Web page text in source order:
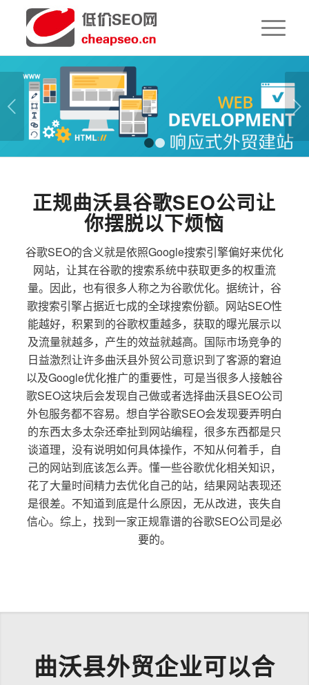
下一页
1 2
正规曲沃县谷歌SEO公司让
你摆脱以下烦恼
谷歌SEO的含义就是依照Google搜索引擎偏好来优化
网站，让其在谷歌的搜索系统中获取更多的权重流
量。因此，也有很多人称之为谷歌优化。据统计，谷
歌搜索引擎占据近七成的全球搜索份额。网站SEO性
能越好，积累到的谷歌权重越多，获取的曝光展示以
及流量就越多，产生的效益就越高。国际市场竞争的
日益激烈让许多曲沃县外贸公司意识到了客源的窘迫
以及Google优化推广的重要性，可是当很多人接触谷
歌SEO这块后会发现自己做或者选择曲沃县SEO公司
外包服务都不容易。想自学谷歌SEO会发现要弄明白
的东西太多太杂还牵扯到网站编程，很多东西都是只
谈道理，没有说明如何具体操作，不知从何着手，自
己的网站到底该怎么弄。懂一些谷歌优化相关知识，
花了大量时间精力去优化自己的站，结果网站表现还
是很差。不知道到底是什么原因，无从改进，丧失自
信心。综上，找到一家正规靠谱的谷歌SEO公司是必
要的。
曲沃县外贸企业可以合